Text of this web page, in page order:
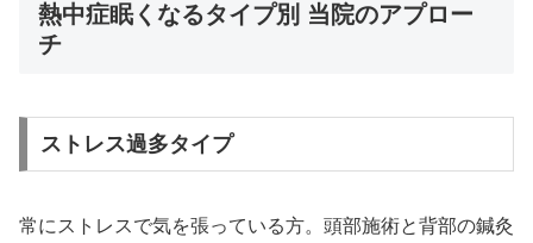
熱中症眠くなるタイプ別 当院のアプロー
チ
ストレス過多タイプ
常にストレスで気を張っている方。頭部施術と背部の鍼灸